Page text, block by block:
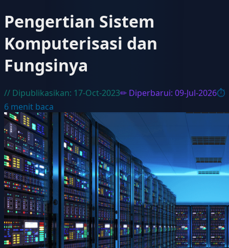
Pengertian Sistem
Komputerisasi dan
Fungsinya
// Dipublikasikan: 17-Oct-2023✏ Diperbarui: 09-Jul-2026⏱
6 menit baca